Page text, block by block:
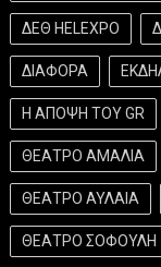
ΔΕΘ HELEXPO
ΔΙΑΦΟΡΑ
Η ΑΠΟΨΗ ΤΟΥ GR
ΘΕΑΤΡΟ ΑΜΑΛΙΑ
ΘΕΑΤΡΟ ΑΥΛΑΙΑ
ΘΕΑΤΡΟ ΣΟΦΟΥΛΗ